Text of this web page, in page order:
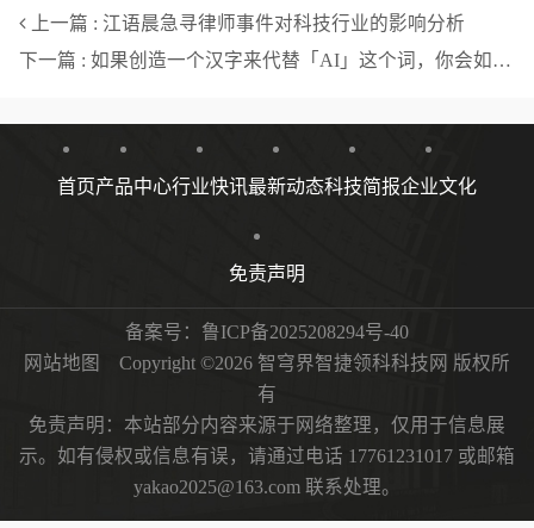
上一篇 : 江语晨急寻律师事件对科技行业的影响分析
下一篇 : 如果创造一个汉字来代替「AI」这个词，你会如何创造它的字形与发音，为什么？「中文纯洁计划」有感于中文不断引入ai，pua诸如此类的单词和缩写，凸显出中文在与时俱进方面有点滞后
首页产品中心行业快讯最新动态科技简报企业文化
免责声明
备案号： 鲁ICP备2025208294号-40
网站地图
Copyright ©2026 智穹界智捷领科科技网 版权所
有
免责声明：本站部分内容来源于网络整理，仅用于信息展
示。如有侵权或信息有误，请通过电话 17761231017 或邮箱
yakao2025@163.com 联系处理。